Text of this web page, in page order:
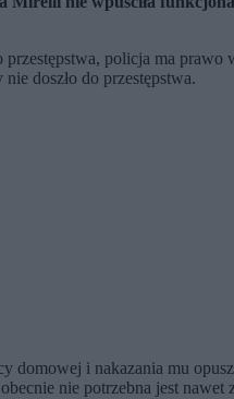
policja ma
doszło do przestępstwa.
domowej i nakazania mu
nie potrzebna jest nawet